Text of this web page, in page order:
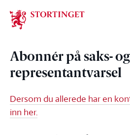
Stortinget.no
Abonnér på saks- og
representantvarsel
Dersom du allerede har en
inn her.